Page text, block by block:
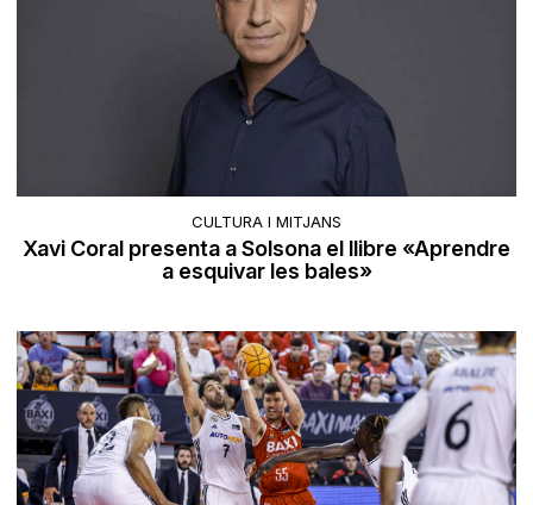
CULTURA I MITJANS
Xavi Coral presenta a Solsona el llibre «Aprendre
a esquivar les bales»